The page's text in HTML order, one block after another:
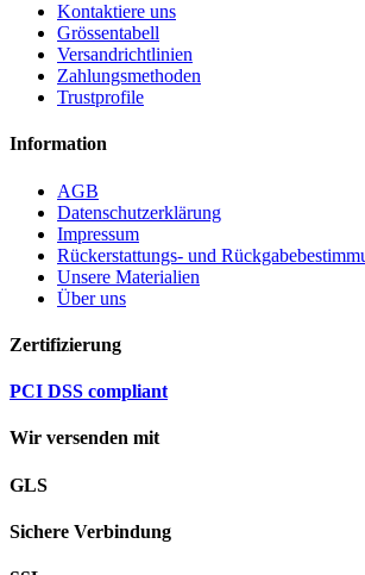
Kontaktiere uns
Grössentabell
Versandrichtlinien
Zahlungsmethoden
Trustprofile
Information
AGB
Datenschutzerklärung
Impressum
Rückerstattungs- und
Unsere Materialien
Über uns
Zertifizierung
PCI DSS compliant
Wir versenden mit
GLS
Sichere Verbindung